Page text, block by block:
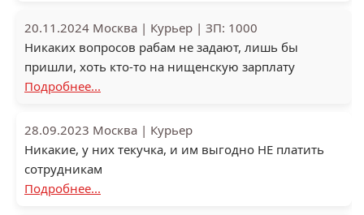
20.11.2024 Москва | Курьер | ЗП: 1000
Никаких вопросов рабам не задают, лишь бы
пришли, хоть кто-то на нищенскую зарплату
Подробнее...
28.09.2023 Москва | Курьер
Никакие, у них текучка, и им выгодно НЕ платить
сотрудникам
Подробнее...